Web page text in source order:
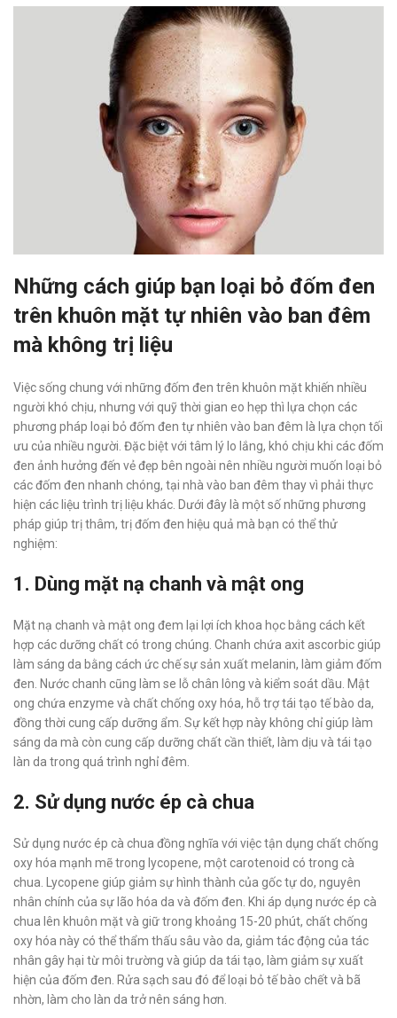
Những cách giúp bạn loại bỏ đốm đen
trên khuôn mặt tự nhiên vào ban đêm
mà không trị liệu
Việc sống chung với những đốm đen trên khuôn mặt khiến nhiều
người khó chịu, nhưng với quỹ thời gian eo hẹp thì lựa chọn các
phương pháp loại bỏ đốm đen tự nhiên vào ban đêm là lựa chọn tối
ưu của nhiều người. Đặc biệt với tâm lý lo lắng, khó chịu khi các đốm
đen ảnh hưởng đến vẻ đẹp bên ngoài nên nhiều người muốn loại bỏ
các đốm đen nhanh chóng, tại nhà vào ban đêm thay vì phải thực
hiện các liệu trình trị liệu khác. Dưới đây là một số những phương
pháp giúp trị thâm, trị đốm đen hiệu quả mà bạn có thể thử
nghiệm:
1. Dùng mặt nạ chanh và mật ong
Mặt nạ chanh và mật ong đem lại lợi ích khoa học bằng cách kết
hợp các dưỡng chất có trong chúng. Chanh chứa axit ascorbic giúp
làm sáng da bằng cách ức chế sự sản xuất melanin, làm giảm đốm
đen. Nước chanh cũng làm se lỗ chân lông và kiểm soát dầu. Mật
ong chứa enzyme và chất chống oxy hóa, hỗ trợ tái tạo tế bào da,
đồng thời cung cấp dưỡng ẩm. Sự kết hợp này không chỉ giúp làm
sáng da mà còn cung cấp dưỡng chất cần thiết, làm dịu và tái tạo
làn da trong quá trình nghỉ đêm.
2. Sử dụng nước ép cà chua
Sử dụng nước ép cà chua đồng nghĩa với việc tận dụng chất chống
oxy hóa mạnh mẽ trong lycopene, một carotenoid có trong cà
chua. Lycopene giúp giảm sự hình thành của gốc tự do, nguyên
nhân chính của sự lão hóa da và đốm đen. Khi áp dụng nước ép cà
chua lên khuôn mặt và giữ trong khoảng 15-20 phút, chất chống
oxy hóa này có thể thẩm thấu sâu vào da, giảm tác động của tác
nhân gây hại từ môi trường và giúp da tái tạo, làm giảm sự xuất
hiện của đốm đen. Rửa sạch sau đó để loại bỏ tế bào chết và bã
nhờn, làm cho làn da trở nên sáng hơn.